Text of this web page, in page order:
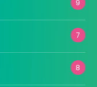
9
7
8